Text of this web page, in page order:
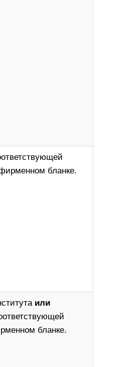
бланке.
или
бланке.